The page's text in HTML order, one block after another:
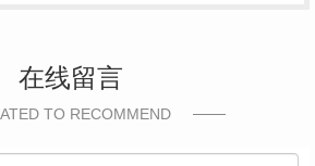
在线留言
TO RECOMMEND